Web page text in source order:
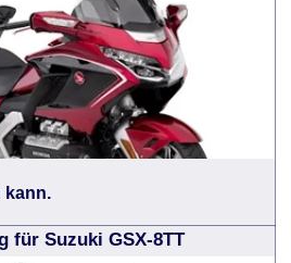
kann.
für Suzuki GSX-8TT